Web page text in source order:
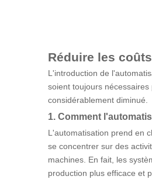
Réduire les
L'introduction de
soient toujours
considérablement diminué.
1. Comment
L'automatisation prend en
se concentrer sur des
machines. En fait, les
production plus efficace et